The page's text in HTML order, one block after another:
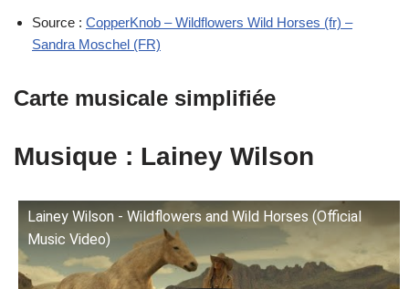
Source : CopperKnob – Wildflowers Wild Horses (fr) –
Sandra Moschel (FR)
Carte musicale simplifiée
Musique : Lainey Wilson
Lainey Wilson - Wildflowers and Wild Horses (Official
Music Video)